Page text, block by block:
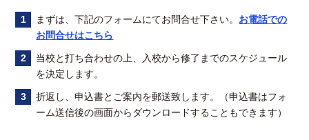
まずは、下記のフォームにてお問合せ下さい。 お電話での
お問合せはこちら
当校と打ち合わせの上、入校から修了までのスケジュール
を決定します。
折返し、申込書とご案内を郵送致します。（申込書はフォ
ーム送信後の画面からダウンロードすることもできます）